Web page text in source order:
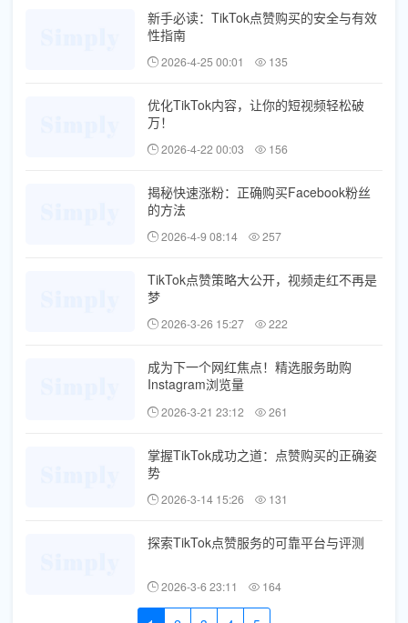
新手必读：TikTok点赞购买的安全与有效
性指南
2026-4-25 00:01 135
优化TikTok内容，让你的短视频轻松破
万！
2026-4-22 00:03 156
揭秘快速涨粉：正确购买Facebook粉丝
的方法
2026-4-9 08:14 257
TikTok点赞策略大公开，视频走红不再是
梦
2026-3-26 15:27 222
成为下一个网红焦点！精选服务助购
Instagram浏览量
2026-3-21 23:12 261
掌握TikTok成功之道：点赞购买的正确姿
势
2026-3-14 15:26 131
探索TikTok点赞服务的可靠平台与评测
2026-3-6 23:11 164